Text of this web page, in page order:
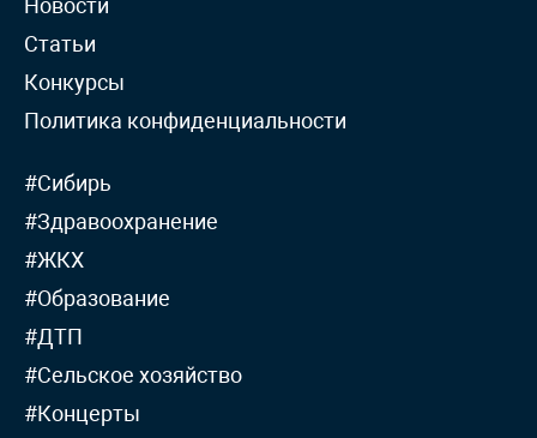
Новости
Статьи
Конкурсы
Политика конфиденциальности
#Сибирь
#Здравоохранение
#ЖКХ
#Образование
#ДТП
#Сельское хозяйство
#Концерты